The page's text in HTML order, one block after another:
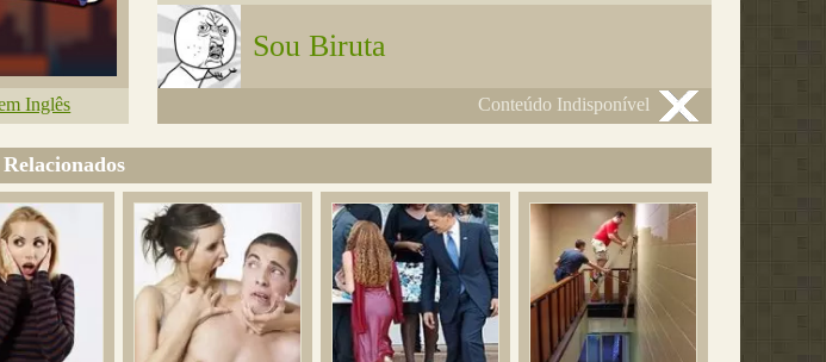
Inglês
Sou Biruta
Conteúdo Indisponível